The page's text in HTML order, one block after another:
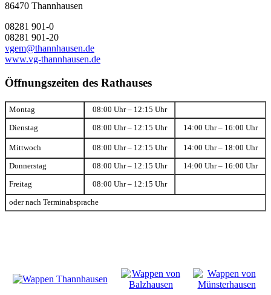
86470 Thannhausen
08281 901-0
08281 901-20
vgem@thannhausen.de
www.vg-thannhausen.de
Öffnungszeiten des Rathauses
Montag 08:00 Uhr – 12:15 Uhr
Dienstag 08:00 Uhr – 12:15 Uhr 14:00 Uhr – 16:00 Uhr
Mittwoch 08:00 Uhr – 12:15 Uhr 14:00 Uhr – 18:00 Uhr
Donnerstag 08:00 Uhr – 12:15 Uhr 14:00 Uhr – 16:00 Uhr
Freitag 08:00 Uhr – 12:15 Uhr
oder nach Terminabsprache